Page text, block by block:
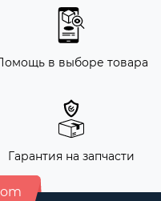
в выборе товара
Гарантия на запчасти